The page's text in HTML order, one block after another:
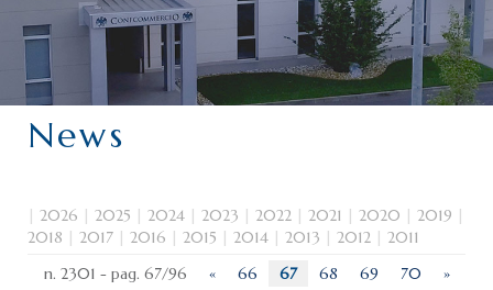
DELEGAZIONI
ATTIVITÀ STORICHE
PERIODICO
PERCHÉ ASSOCIARSI?
CONTATTI
News
2026 2025 2024 2023 2022 2021 2020 2019
2018
2017 2016 2015 2014 2013 2012
2011
n. 2301 - pag. 67/96
« 66 67 68 69 70 »